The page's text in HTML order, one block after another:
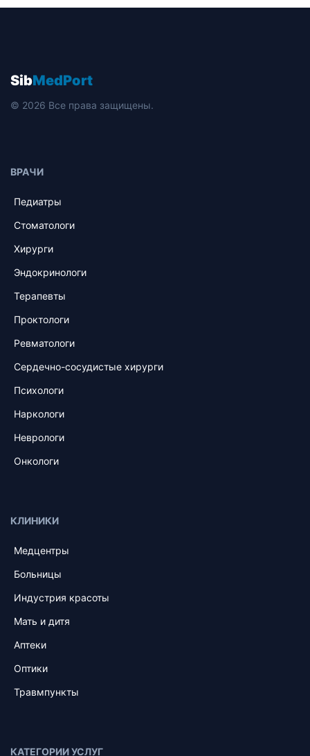
SibMedPort
© 2026 Все права защищены.
ВРАЧИ
Педиатры
Стоматологи
Хирурги
Эндокринологи
Терапевты
Проктологи
Ревматологи
Сердечно-сосудистые хирурги
Психологи
Наркологи
Неврологи
Онкологи
КЛИНИКИ
Медцентры
Больницы
Индустрия красоты
Мать и дитя
Аптеки
Оптики
Травмпункты
КАТЕГОРИИ УСЛУГ